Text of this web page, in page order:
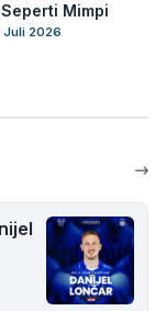
Mimpi
Juli 2026